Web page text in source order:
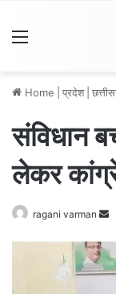
Home प्रदेश
संविधान
लेकर
ragani varman
n
d